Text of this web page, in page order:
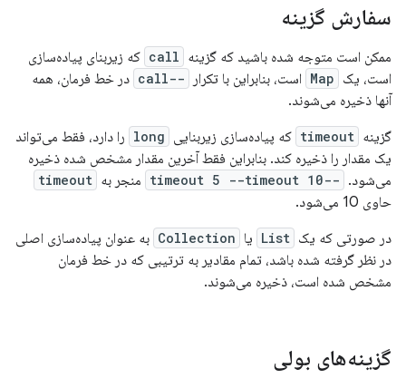
سفارش گزینه
ممکن است متوجه شده باشید که گزینه call که زیربنای پیاده‌سازی
است، یک Map است، بنابراین با تکرار --call
در خط فرمان، همه
آنها ذخیره می‌شوند.
گزینه timeout که پیاده‌سازی زیربنایی long را دارد، فقط می‌تواند
یک مقدار را ذخیره کند. بنابراین فقط آخرین مقدار مشخص شده ذخیره
می‌شود. --timeout 5 --timeout 10 منجر به timeout
حاوی 10 می‌شود.
در صورتی که یک List یا Collection به عنوان پیاده‌سازی اصلی
در نظر گرفته شده باشد، تمام مقادیر به ترتیبی که در خط فرمان
مشخص شده است، ذخیره می‌شوند.
گزینه‌های بولی